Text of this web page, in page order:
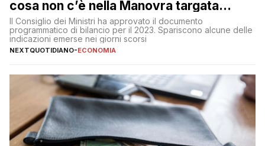
cosa non c’è nella Manovra targata
Meloni
Il Consiglio dei Ministri ha approvato il documento
programmatico di bilancio per il 2023. Spariscono alcune delle
indicazioni emerse nei giorni scorsi
NEXTQUOTIDIANO-ECONOMIA